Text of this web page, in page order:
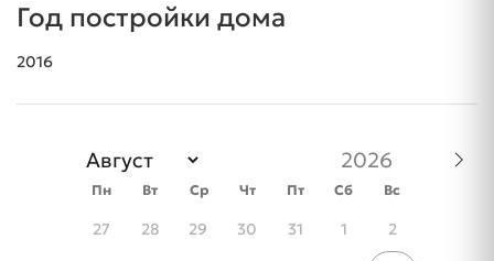
Год постройки дома
2016
Пн Вт Ср Чт Пт Сб Вс
27 28 29 30 31 1 2